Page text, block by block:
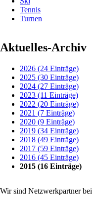
Tennis
Turnen
Aktuelles-Archiv
2026 (24 Einträge)
2025 (30 Einträge)
2024 (27 Einträge)
2023 (11 Einträge)
2022 (20 Einträge)
2021 (7 Einträge)
2020 (9 Einträge)
2019 (34 Einträge)
2018 (49 Einträge)
2017 (59 Einträge)
2016 (45 Einträge)
2015 (16 Einträge)
Wir sind Netzwerkpartner bei